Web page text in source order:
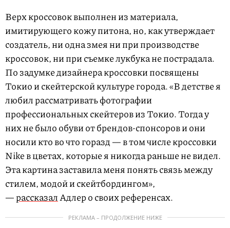
Верх кроссовок выполнен из материала,
имитирующего кожу питона, но, как утверждает
создатель, ни одна змея ни при производстве
кроссовок, ни при съемке лукбука не пострадала.
По задумке дизайнера кроссовки посвящены
Токио и скейтерской культуре города. «В детстве я
любил рассматривать фотографии
профессиональных скейтеров из Токио. Тогда у
них не было обуви от брендов-спонсоров и они
носили кто во что горазд — в том числе кроссовки
Nike в цветах, которые я никогда раньше не видел.
Эта картина заставила меня понять связь между
стилем, модой и скейтбордингом»,
—рассказалАдлер о своих референсах.
РЕКЛАМА – ПРОДОЛЖЕНИЕ НИЖЕ